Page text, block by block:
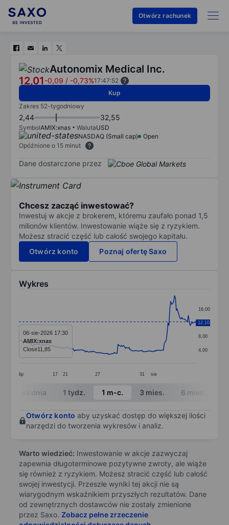
Otwórz rachunek
Autonomix Medical Inc.
12,01-0,09 / -0,73%17:47:52
Kup
Zakres 52-tygodniowy
2,44 32,55
SymbolAMIX:xnas WalutaUSD
NASDAQ (Small cap)
Open
Opóźnione o 15 minut
Dane dostarczone przez
Chcesz zacząć inwestować?
Inwestuj w akcje z brokerem, któremu zaufało ponad 1,5
milionów klientów. Inwestowanie wiąże się z ryzykiem.
Możesz stracić część lub całość swojego kapitału.
Otwórz konto
Poznaj ofertę Saxo
Wykres
Line chart with 192 data points.
The chart has 1 X axis displaying categories.
The chart has 1 Y axis displaying values. Data
lip 17 21 27 31 sie
4,00
8,00
12,00
16,00
12,10
06-sie-2026 17:30
AMIX:xnas
Close11,85
End of interactive chart.
W ciągu dnia 1 tydz. 1 m-c. 3 mies. 6 mies.
Otwórz konto aby uzyskać dostęp do większej ilości
narzędzi do tworzenia wykresów i analiz.
Warto wiedzieć: Inwestowanie w akcje zazwyczaj
zapewnia długoterminowe pozytywne zwroty, ale wiąże
się również z ryzykiem. Możesz stracić część lub całość
swojej inwestycji. Przeszłe wyniki tej akcji nie są
wiarygodnym wskaźnikiem przyszłych rezultatów. Dane
od zewnętrznych dostawców nie zostały zmienione
przez Saxo. Zobacz pełne zrzeczenie